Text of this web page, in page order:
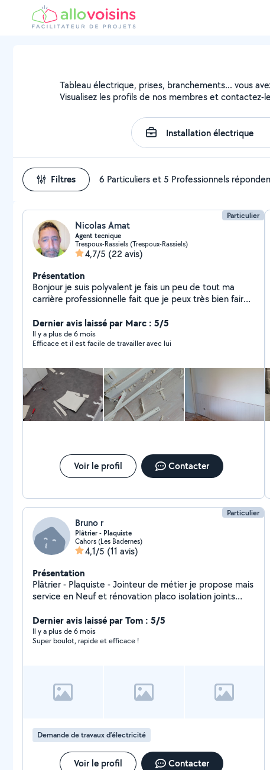
Tableau électrique, prises, branchements... vous
Visualisez les profils de nos membres et contactez-
Filtres 6 Particuliers et 5 Professionnels
Particulier
Nicolas Amat
Agent tecnique
Trespoux-Rassiels (Trespoux-Rassiels)
4,7/5 (22 avis)
Présentation
Bonjour je suis polyvalent je fais un peu de tout ma
carrière professionnelle fait que je peux très bien faire
Dernier avis laissé par Marc : 5/5
Il y a plus de 6 mois
Efficace et il est facile de travailler avec lui
Voir le profil Contacter
Particulier
Bruno r
Plâtrier - Plaquiste
Cahors (Les Badernes)
4,1/5 (11 avis)
Présentation
Plâtrier - Plaquiste - Jointeur de métier je propose mais
service en Neuf et rénovation placo isolation joints
Plâtre
Dernier avis laissé par Tom : 5/5
Il y a plus de 6 mois
Super boulot, rapide et efficace !
Demande de travaux d’électricité
Voir le profil Contacter